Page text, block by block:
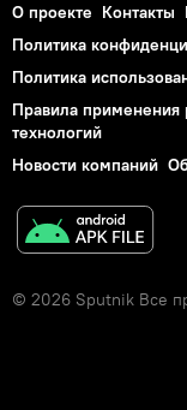
О проекте Контакты
Политика
Политика
Правила применения
технологий
Новости компаний
© 2026 Sputnik Все